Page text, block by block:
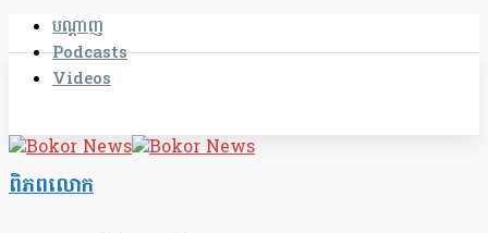
បណ្តាញ
Podcasts
Videos
ពិភពលោក